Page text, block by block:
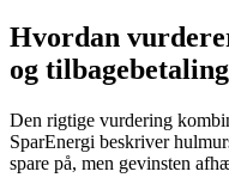
Hvordan
og
Den rigtige vurdering
SparEnergi beskriver
spare på, men gevinsten